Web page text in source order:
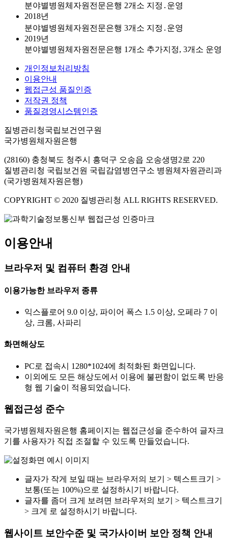
분야별병원체자원전문은행 2개소 지정․운영
2018년
분야별병원체자원전문은행 3개소 지정․운영
2019년
분야별병원체자원전문은행 1개소 추가지정, 3개소 운영
개인정보처리방침
이용안내
웹접근성 품질인증
저작권 정책
품질경영시스템인증
질병관리청국립보건연구원
국가병원체자원은행
(28160) 충청북도 청주시 흥덕구 오송읍 오송생명2로 220
질병관리청 국립보건원 국립감염병연구소 병원체자원관리과
(국가병원체자원은행)
COPYRIGHT © 2020 질병관리청 ALL RIGHTS RESERVED.
이용안내
브라우저 및 컴퓨터 환경 안내
이용가능한 브라우저 종류
익스플로어 9.0 이상, 파이어 폭스 1.5 이상, 오페라 7 이
상, 크롬, 사파리
화면해상도
PC로 접속시 1280*1024에 최적화된 화면입니다.
이외에도 모든 해상도에서 이용에 불편함이 없도록 반응
형 웹 기술이 적용되었습니다.
웹접근성 준수
국가병원체자원은행 홈페이지는 웹접근성을 준수하여 글자크
기를 사용자가 직접 조절할 수 있도록 만들었습니다.
글자가 작게 보일 때는 브라우저의 보기 > 텍스트크기 >
보통(또는 100%)으로 설정하시기 바랍니다.
글자를 좀더 크게 보려면 브라우저의 보기 > 텍스트크기
> 크게 로 설정하시기 바랍니다.
웹사이트 보안수준 및 국가사이버 보안 정책 안내